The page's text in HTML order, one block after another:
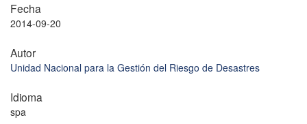
Fecha
2014-09-20
Autor
Unidad Nacional para la Gestión del Riesgo de Desastres
Idioma
spa